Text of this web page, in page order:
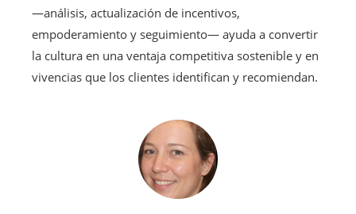
—análisis, actualización de incentivos,
empoderamiento y seguimiento— ayuda a convertir
la cultura en una ventaja competitiva sostenible y en
vivencias que los clientes identifican y recomiendan.